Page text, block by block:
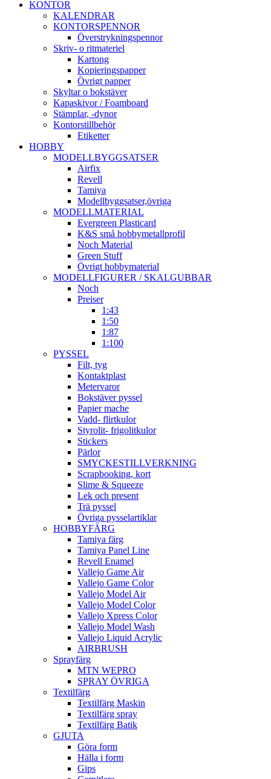
KONTOR
KALENDRAR
KONTORSPENNOR
Överstrykningspennor
Skriv- o ritmateriel
Kartong
Kopieringspapper
Övrigt papper
Skyltar o bokstäver
Kapaskivor / Foamboard
Stämplar, -dynor
Kontorstillbehör
Etiketter
HOBBY
MODELLBYGGSATSER
Airfix
Revell
Tamiya
Modellbyggsatser,övriga
MODELLMATERIAL
Evergreen Plasticard
K&S små hobbymetallprofil
Noch Material
Green Stuff
Övrigt hobbymaterial
MODELLFIGURER / SKALGUBBAR
Noch
Preiser
1:43
1:50
1:87
1:100
PYSSEL
Filt, tyg
Kontaktplast
Metervaror
Bokstäver pyssel
Papier mache
Vadd- flirtkulor
Styrolit- frigolitkulor
Stickers
Pärlor
SMYCKESTILLVERKNING
Scrapbooking, kort
Slime & Squeeze
Lek och present
Trä pyssel
Övriga pysselartiklar
HOBBYFÄRG
Tamiya färg
Tamiya Panel Line
Revell Enamel
Vallejo Game Air
Vallejo Game Color
Vallejo Model Air
Vallejo Model Color
Vallejo Xpress Color
Vallejo Model Wash
Vallejo Liquid Acrylic
AIRBRUSH
Sprayfärg
MTN WEPRO
SPRAY ÖVRIGA
Textilfärg
Textilfärg Maskin
Textilfärg spray
Textilfärg Batik
GJUTA
Göra form
Hälla i form
Gips